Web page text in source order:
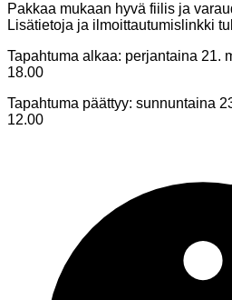
Pakkaa mukaan hyvä fiilis ja
Lisätietoja ja ilmoittautumislinkki
Tapahtuma alkaa: perjantaina 21.
18.00
Tapahtuma päättyy: sunnuntaina
12.00